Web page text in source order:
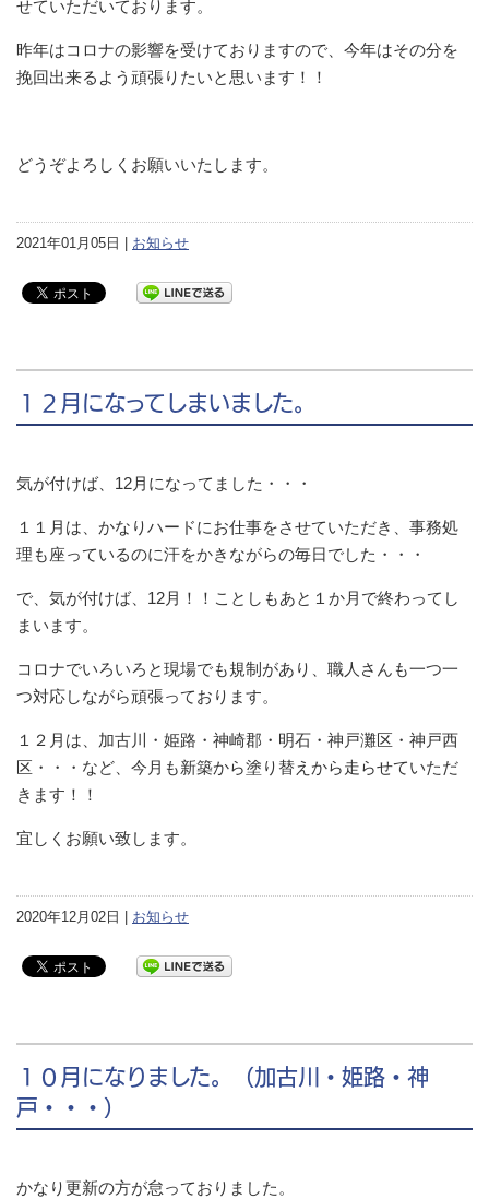
せていただいております。
昨年はコロナの影響を受けておりますので、今年はその分を
挽回出来るよう頑張りたいと思います！！
どうぞよろしくお願いいたします。
2021年01月05日 | お知らせ
１２月になってしまいました。
気が付けば、12月になってました・・・
１１月は、かなりハードにお仕事をさせていただき、事務処
理も座っているのに汗をかきながらの毎日でした・・・
で、気が付けば、12月！！ことしもあと１か月で終わってし
まいます。
コロナでいろいろと現場でも規制があり、職人さんも一つ一
つ対応しながら頑張っております。
１２月は、加古川・姫路・神崎郡・明石・神戸灘区・神戸西
区・・・など、今月も新築から塗り替えから走らせていただ
きます！！
宜しくお願い致します。
2020年12月02日 | お知らせ
１０月になりました。（加古川・姫路・神
戸・・・）
かなり更新の方が怠っておりました。